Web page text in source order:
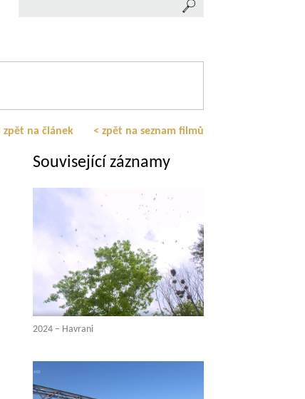
zpět na článek < zpět na seznam filmů
Související záznamy
2024 – Havrani